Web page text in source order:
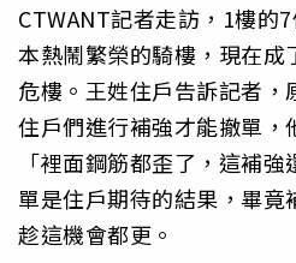
CTWANT記者走訪，1樓的
本熱鬧繁榮的騎樓，現在成
危樓。王姓住戶告訴記者，
住戶們進行補強才能撤單，
「裡面鋼筋都歪了，這補
單是住戶期待的結果，畢竟
趁這機會都更。